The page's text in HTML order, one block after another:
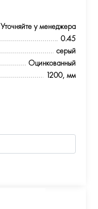
Уточняйте у менеджера
0.45
серый
Оцинкованный
1200, мм